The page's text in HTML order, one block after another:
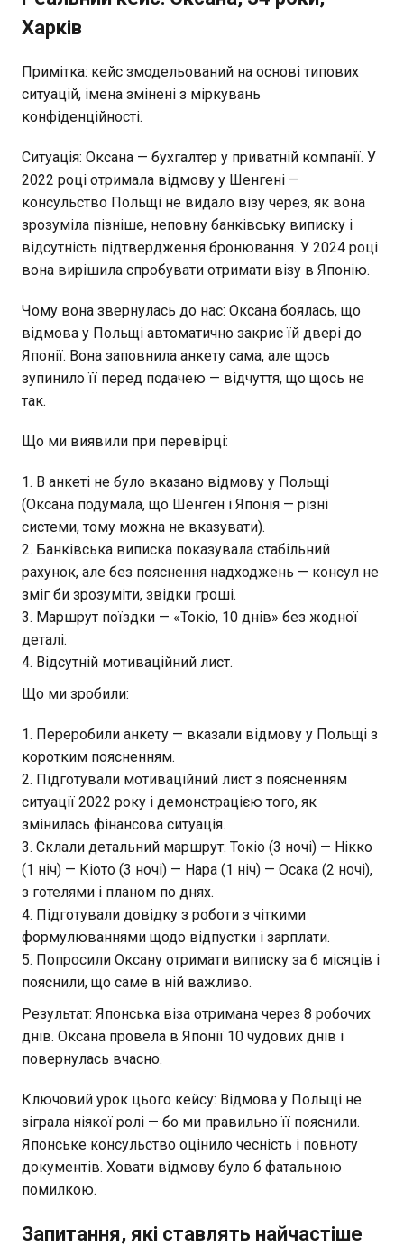
Харків
Примітка: кейс змодельований на основі типових
ситуацій, імена змінені з міркувань
конфіденційності.
Ситуація: Оксана — бухгалтер у приватній компанії. У
2022 році отримала відмову у Шенгені —
консульство Польщі не видало візу через, як вона
зрозуміла пізніше, неповну банківську виписку і
відсутність підтвердження бронювання. У 2024 році
вона вирішила спробувати отримати візу в Японію.
Чому вона звернулась до нас: Оксана боялась, що
відмова у Польщі автоматично закриє їй двері до
Японії. Вона заповнила анкету сама, але щось
зупинило її перед подачею — відчуття, що щось не
так.
Що ми виявили при перевірці:
В анкеті не було вказано відмову у Польщі
(Оксана подумала, що Шенген і Японія — різні
системи, тому можна не вказувати).
Банківська виписка показувала стабільний
рахунок, але без пояснення надходжень — консул не
зміг би зрозуміти, звідки гроші.
Маршрут поїздки — «Токіо, 10 днів» без жодної
деталі.
Відсутній мотиваційний лист.
Що ми зробили:
Переробили анкету — вказали відмову у Польщі з
коротким поясненням.
Підготували мотиваційний лист з поясненням
ситуації 2022 року і демонстрацією того, як
змінилась фінансова ситуація.
Склали детальний маршрут: Токіо (3 ночі) — Нікко
(1 ніч) — Кіото (3 ночі) — Нара (1 ніч) — Осака (2 ночі),
з готелями і планом по днях.
Підготували довідку з роботи з чіткими
формулюваннями щодо відпустки і зарплати.
Попросили Оксану отримати виписку за 6 місяців і
пояснили, що саме в ній важливо.
Результат: Японська віза отримана через 8 робочих
днів. Оксана провела в Японії 10 чудових днів і
повернулась вчасно.
Ключовий урок цього кейсу: Відмова у Польщі не
зіграла ніякої ролі — бо ми правильно її пояснили.
Японське консульство оцінило чесність і повноту
документів. Ховати відмову було б фатальною
помилкою.
Запитання, які ставлять найчастіше